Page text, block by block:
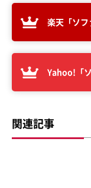
楽天「ソフ
Yahoo!「
関連記事